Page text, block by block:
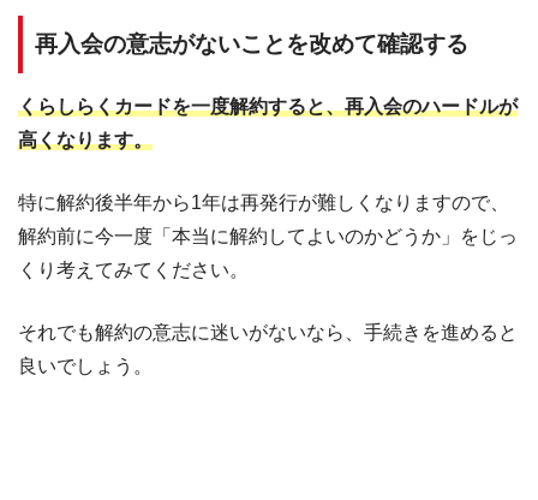
再入会の意志がないことを改めて確認する
くらしらくカードを一度解約すると、再入会のハードルが
高くなります。
特に解約後半年から1年は再発行が難しくなりますので、
解約前に今一度「本当に解約してよいのかどうか」をじっ
くり考えてみてください。
それでも解約の意志に迷いがないなら、手続きを進めると
良いでしょう。